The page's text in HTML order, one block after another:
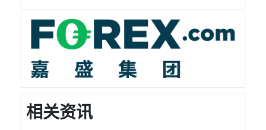
相关资讯